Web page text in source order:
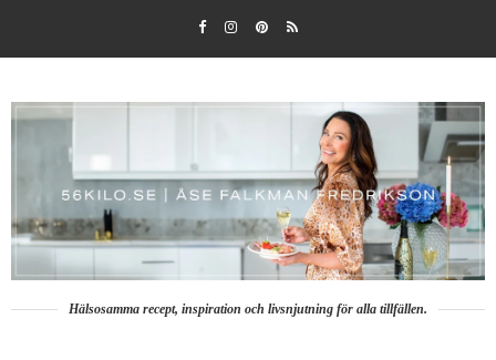
Hälsosamma recept, inspiration och livsnjutning för alla tillfällen.